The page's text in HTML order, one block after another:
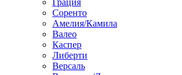
Грация
Соренто
Амелия/Камила
Валео
Каспер
Либерти
Версаль